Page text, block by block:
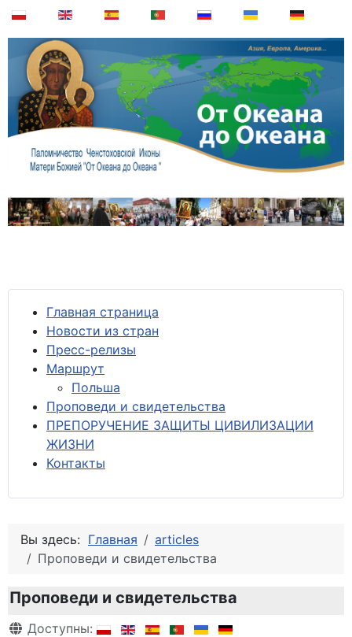
Главная страница
Новости из стран
Пресс-релизы
Маршрут
Польша
Проповеди и свидетельства
ПРЕПОРУЧЕНИЕ ЗАЩИТЫ ЦИВИЛИЗАЦИИ
ЖИЗНИ
Контакты
Вы здесь: Главная
articles
Проповеди и свидетельства
Проповеди и свидетельства
Информация о материале
Доступны: